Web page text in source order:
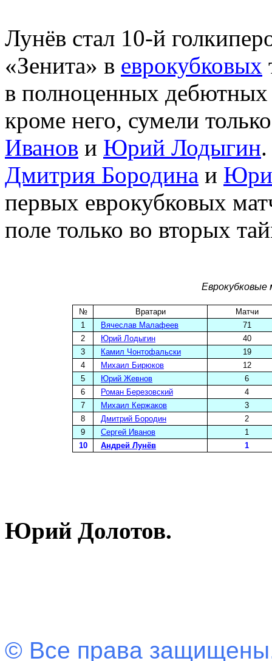
Лунёв стал 10-й
«Зенита» в еврокубковых
в полноценных дебютных
кроме него, сумели
Иванов и Юрий Лодыгин
Дмитрия Бородина и
первых еврокубковых
поле только во вторых
№ Вратари
Матчи
1
Вячеслав Малафеев
71
2
Юрий Лодыгин
40
3
Камил Чонтофальски
19
4
Михаил Бирюков
12
5
Юрий Жевнов
6
6
Роман Березовский
4
7
Михаил Кержаков
3
8
Дмитрий Бородин
2
9
Сергей Иванов
1
10
Андрей Лунёв 1
Юрий Долотов.
© Все права